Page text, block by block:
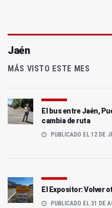
Jaén
MÁS VISTO ESTE MES
El bus entre Jaén,
cambia de ruta
PUBLICADO EL 12 DE
El Expositor: Volver
PUBLICADO EL 31 DE